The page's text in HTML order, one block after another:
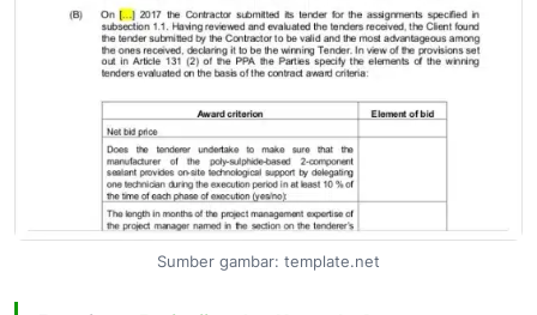
Sumber gambar: template.net